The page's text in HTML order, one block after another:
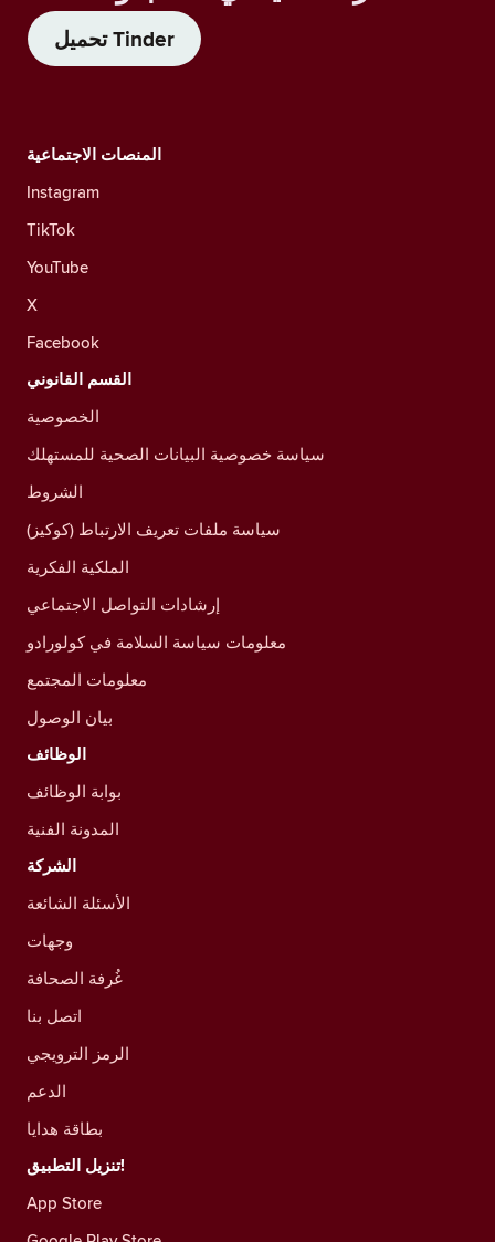
تحميل Tinder
المنصات الاجتماعية
Instagram
TikTok
YouTube
X
Facebook
القسم القانوني
الخصوصية
سياسة خصوصية البيانات الصحية للمستهلك
الشروط
سياسة ملفات تعريف الارتباط (كوكيز)
الملكية الفكرية
إرشادات التواصل الاجتماعي
معلومات سياسة السلامة في كولورادو
معلومات المجتمع
بيان الوصول
الوظائف
بوابة الوظائف
المدونة الفنية
الشركة
الأسئلة الشائعة
وجهات
غُرفة الصحافة
اتصل بنا
الرمز الترويجي
الدعم
بطاقة هدايا
تنزيل التطبيق!
App Store